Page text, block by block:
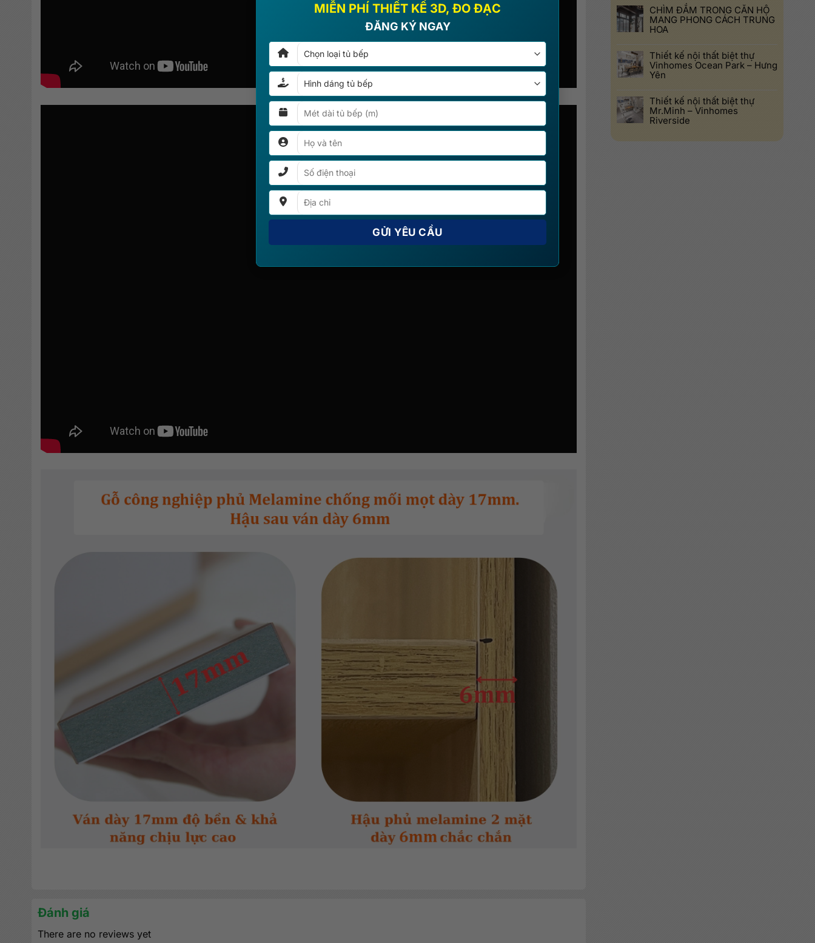
MIỄN PHÍ THIẾT KẾ 3D, ĐO ĐẠC
ĐĂNG KÝ NGAY
CHÌM ĐẮM TRONG CĂN HỘ
MANG PHONG CÁCH TRUNG
HOA
Thiết kế nội thất biệt thự
Vinhomes Ocean Park – Hưng
Yên
Thiết kế nội thất biệt thự
Mr.Minh – Vinhomes
Riverside
Đánh giá
There are no reviews yet